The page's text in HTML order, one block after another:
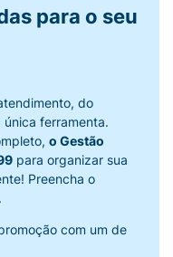
para o seu
do
ferramenta.
o Gestão
para organizar sua
Preencha o
com um de